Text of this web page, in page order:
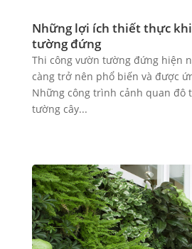
Những lợi ích thiết thực
tường đứng
Thi công vườn tường đứng hiện
càng trở nên phổ biến và được
Những công trình cảnh quan đô
tường cây...